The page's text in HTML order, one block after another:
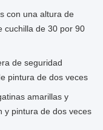
con una altura de
cuchilla de 30 por 90
de seguridad
pintura de dos veces
amarillas y
y pintura de dos veces